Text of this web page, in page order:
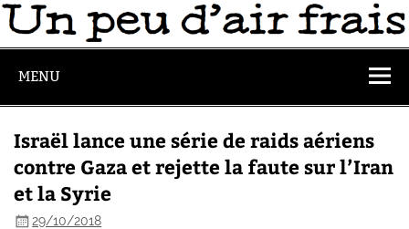
MENU
Israël lance une série de raids aériens
contre Gaza et rejette la faute sur l’Iran
et la Syrie
29/10/2018